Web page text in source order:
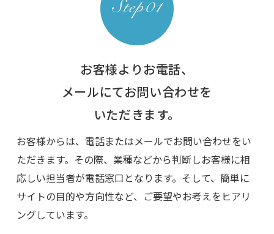
お客様よりお電話、
メールにてお問い合わせを
いただきます。
お客様からは、電話またはメールでお問い合わせをい
ただきます。その際、業種などから判断しお客様に相
応しい担当者が電話窓口となります。そして、簡単に
サイトの目的や方向性など、ご要望やお考えをヒアリ
ングしています。